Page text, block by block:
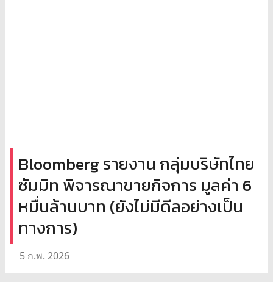
Bloomberg รายงาน กลุ่มบริษัทไทย
ซัมมิท พิจารณาขายกิจการ มูลค่า 6
หมื่นล้านบาท (ยังไม่มีดีลอย่างเป็น
ทางการ)
5 ก.พ. 2026